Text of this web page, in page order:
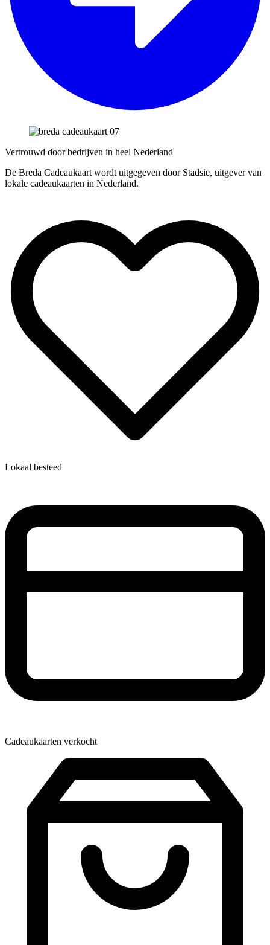
Vertrouwd door bedrijven in heel Nederland
De Breda Cadeaukaart wordt uitgegeven door Stadsie, uitgever van
lokale cadeaukaarten in Nederland.
Lokaal besteed
Cadeaukaarten verkocht